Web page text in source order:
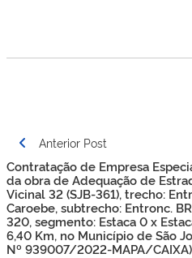
Navegação
de
Post
Anterior Post
Contratação de Empresa
da obra de Adequação de
Vicinal 32 (SJB-361), trecho​:
Caroebe, subtrecho: Entronc.
320, segmento: Estaca 0 x
6,40 Km, no Município de São
Nº 939007/2022-MAPA/